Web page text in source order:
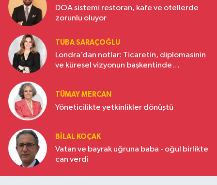
DOA sistemi restoran, kafe ve otellerde
zorunlu oluyor
TUBA SARAÇOĞLU
Londra’dan notlar: Ticaretin, diplomasinin
ve küresel vizyonun başkentinde
TÜMAY MERCAN
Yöneticilikte yetkinlikler dönüştü
BILAL KOÇAK
Vatan ve bayrak uğruna baba - oğul birlikte
can verdi